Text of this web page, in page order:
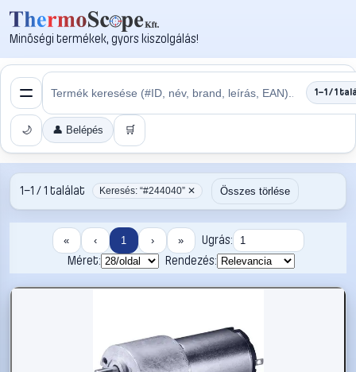
Minőségi termékek, gyors kiszolgálás!
1–1 / 1
🌙 👤 Belépés 🛒
1–1 / 1 találat Keresés: “#244040” ✕ Összes törlése
« ‹ 1 › »
Ugrás:
Méret:
Rendezés: